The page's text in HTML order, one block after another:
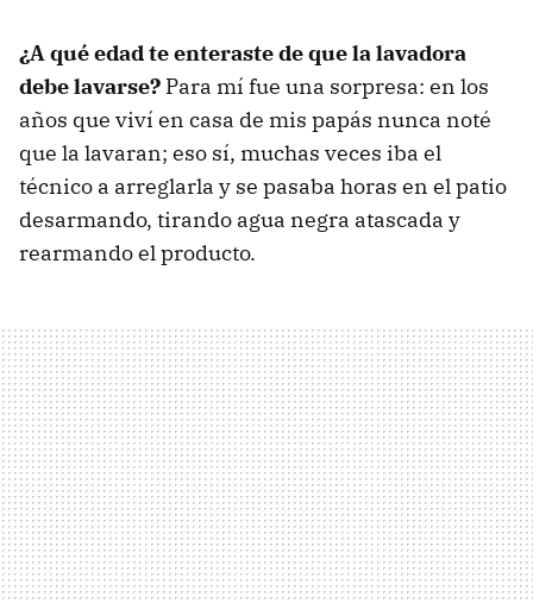
¿A qué edad te enteraste de que la lavadora
debe lavarse? Para mí fue una sorpresa: en los
años que viví en casa de mis papás nunca noté
que la lavaran; eso sí, muchas veces iba el
técnico a arreglarla y se pasaba horas en el patio
desarmando, tirando agua negra atascada y
rearmando el producto.